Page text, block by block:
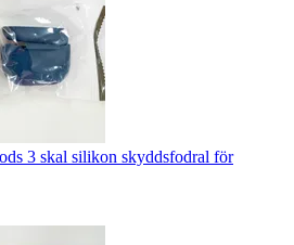
3 skal silikon skyddsfodral för